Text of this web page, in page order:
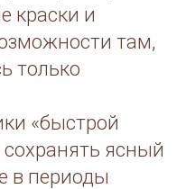
краски и
там,
только
«быстрой
ясный
в периоды